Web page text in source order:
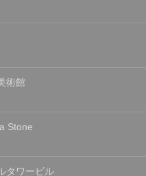
術館
Stone
タワービル